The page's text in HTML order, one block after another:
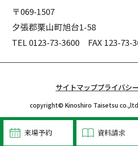
来場予約 資料請求
〒069-1507
夕張郡栗山町旭台1-58
TEL 0123-73-3600 FAX 123-73-
サイトマッププライバシ
copyright© Kinoshiro Taisetsu